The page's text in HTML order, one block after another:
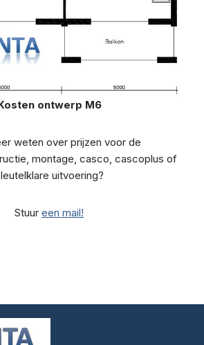
ontwerp M6
weten over prijzen voor de
montage, casco, cascoplus of
uitvoering?
Stuur een mail!